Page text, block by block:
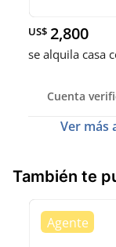
US$ 2,800
se alquila casa
Cuenta
Ver más
También te